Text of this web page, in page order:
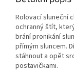
Rolovací sluneční
ochranný štít,
brání pronikání
přímým sluncem.
stáhnout a opět
postavičkami.